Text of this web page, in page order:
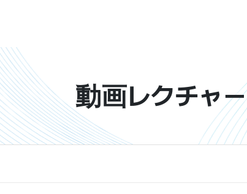
動画レクチャー